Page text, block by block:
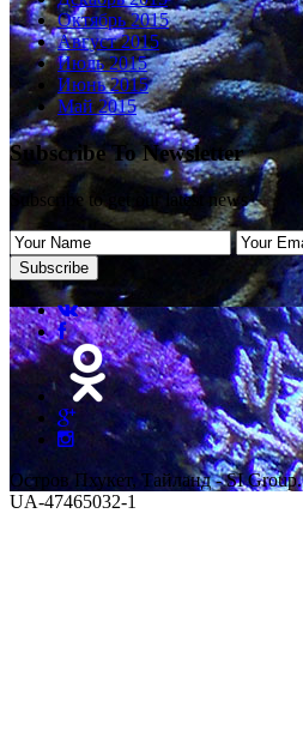
Октябрь 2015
Август 2015
Июль 2015
Июнь 2015
Май 2015
Subscribe To Newsletter
Subscribe to get our latest news
Остров Пхукет, Тайланд - SI Group.
UA-47465032-1